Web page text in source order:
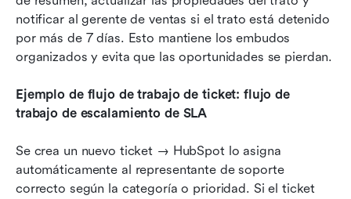
notificar al gerente de ventas si el trato está detenido
por más de 7 días. Esto mantiene los embudos
organizados y evita que las oportunidades se pierdan.
Ejemplo de flujo de trabajo de ticket: flujo de
trabajo de escalamiento de SLA
Se crea un nuevo ticket → HubSpot lo asigna
automáticamente al representante de soporte
correcto según la categoría o prioridad. Si el ticket